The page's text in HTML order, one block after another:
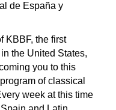
de España y
KBBF, the first
the United States,
you to this
of classical
week at this time